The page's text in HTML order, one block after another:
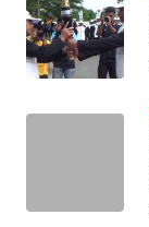
WN
PAPUA